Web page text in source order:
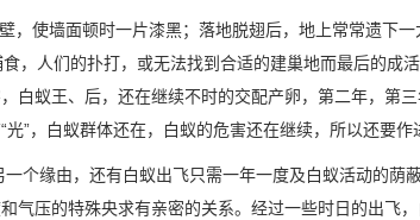
使墙面顿时一片漆黑；落地脱翅后，地上常常遗下
，人们的扑打，或无法找到合适的建巢地而最后的成
白蚁王、后，还在继续不时的交配产卵，第二年，
”，白蚁群体还在，白蚁的危害还在继续，所以还要作
个缘由，还有白蚁出飞只需一年一度及白蚁活动的
气压的特殊央求有亲密的关系。经过一些时日的出飞